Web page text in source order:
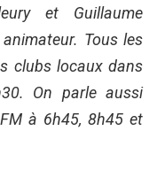
et Guillaume
Tous les
clubs locaux dans
On parle aussi
à 6h45, 8h45 et